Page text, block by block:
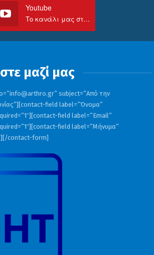
Youtube
Το κανάλι μας στο Youtube
μαζί μας
info@arthro.gr” subject=”Από την
field label=”Όνομα”
field label=”Email”
field label=”Μήνυμα”
contact-form]